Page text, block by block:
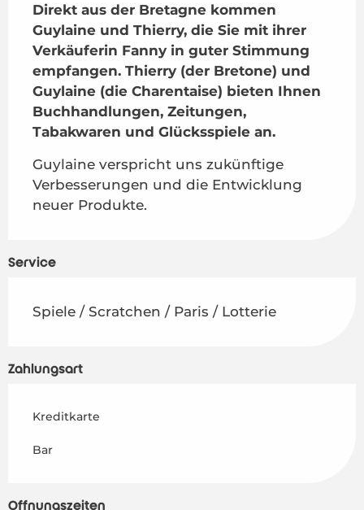
Direkt aus der Bretagne kommen
Guylaine und Thierry, die Sie mit ihrer
Verkäuferin Fanny in guter Stimmung
empfangen. Thierry (der Bretone) und
Guylaine (die Charentaise) bieten Ihnen
Buchhandlungen, Zeitungen,
Tabakwaren und Glücksspiele an.
Guylaine verspricht uns zukünftige
Verbesserungen und die Entwicklung
neuer Produkte.
Service
Spiele / Scratchen / Paris / Lotterie
Zahlungsart
Kreditkarte
Bar
Öffnungszeiten